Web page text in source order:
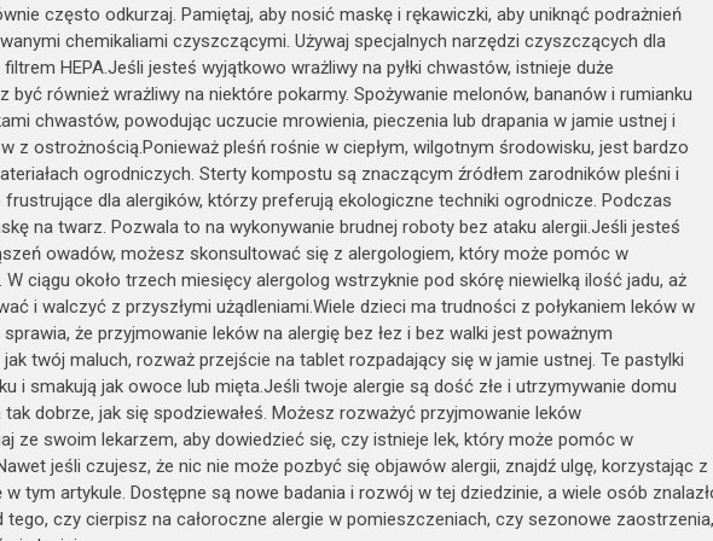
często odkurzaj. Pamiętaj, aby nosić maskę i rękawiczki, aby uniknąć podrażnień
chemikaliami czyszczącymi. Używaj specjalnych narzędzi czyszczących dla
HEPA.Jeśli jesteś wyjątkowo wrażliwy na pyłki chwastów, istnieje duże
również wrażliwy na niektóre pokarmy. Spożywanie melonów, bananów i rumianku
chwastów, powodując uczucie mrowienia, pieczenia lub drapania w jamie ustnej i
z ostrożnością.Ponieważ pleśń rośnie w ciepłym, wilgotnym środowisku, jest bardzo
ogrodniczych. Sterty kompostu są znaczącym źródłem zarodników pleśni i
dla alergików, którzy preferują ekologiczne techniki ogrodnicze. Podczas
na twarz. Pozwala to na wykonywanie brudnej roboty bez ataku alergii.Jeśli jesteś
owadów, możesz skonsultować się z alergologiem, który może pomóc w
ciągu około trzech miesięcy alergolog wstrzyknie pod skórę niewielką ilość jadu, aż
i walczyć z przyszłymi użądleniami.Wiele dzieci ma trudności z połykaniem leków w
że ​​przyjmowanie leków na alergię bez łez i bez walki jest poważnym
twój maluch, rozważ przejście na tablet rozpadający się w jamie ustnej. Te pastylki
i smakują jak owoce lub mięta.Jeśli twoje alergie są dość złe i utrzymywanie domu
dobrze, jak się spodziewałeś. Możesz rozważyć przyjmowanie leków
ze swoim lekarzem, aby dowiedzieć się, czy istnieje lek, który może pomóc w
jeśli czujesz, że nic nie może pozbyć się objawów alergii, znajdź ulgę, korzystając z
tym artykule. Dostępne są nowe badania i rozwój w tej dziedzinie, a wiele osób
tego, czy cierpisz na całoroczne alergie w pomieszczeniach, czy sezonowe zaostrzenia,